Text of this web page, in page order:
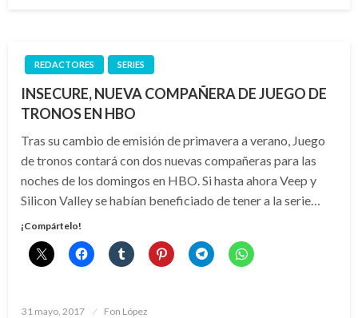
REDACTORES SERIES
INSECURE, NUEVA COMPAÑERA DE JUEGO DE
TRONOS EN HBO
Tras su cambio de emisión de primavera a verano, Juego
de tronos contará con dos nuevas compañeras para las
noches de los domingos en HBO. Si hasta ahora Veep y
Silicon Valley se habían beneficiado de tener a la serie…
¡Compártelo!
Publicado
31 mayo, 2017 Fon López